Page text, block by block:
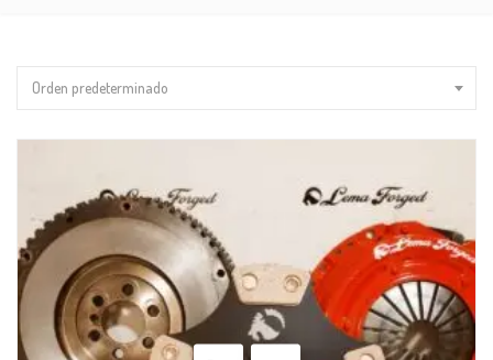
Orden predeterminado